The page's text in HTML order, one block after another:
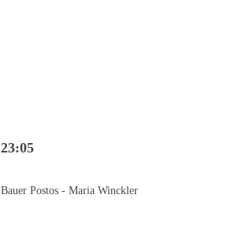
23:05
Bauer Postos - Maria Winckler